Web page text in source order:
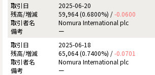
2025-06-20
59,964 (0.6800%) /-0.0600
Nomura International plc
ー
2025-06-18
65,064 (0.7400%) /-0.0701
Nomura International plc
ー